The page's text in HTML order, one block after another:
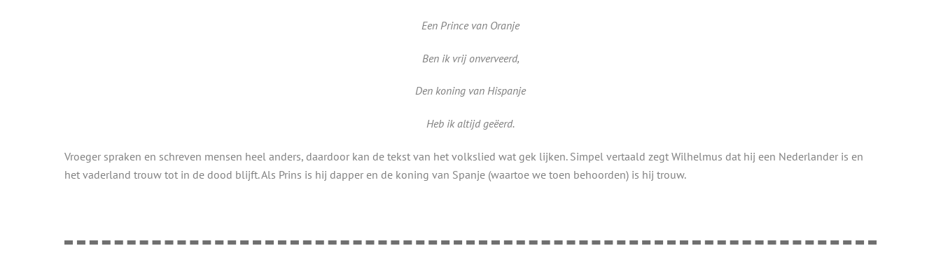
Een Prince van Oranje
Ben ik vrij onverveerd,
Den koning van Hispanje
Heb ik altijd geëerd.
Vroeger spraken en schreven mensen heel anders, daardoor kan de tekst van het volkslied wat gek lijken. Simpel vertaald zegt Wilhelmus dat hij een Nederlander is en
het vaderland trouw tot in de dood blijft. Als Prins is hij dapper en de koning van Spanje (waartoe we toen behoorden) is hij trouw.